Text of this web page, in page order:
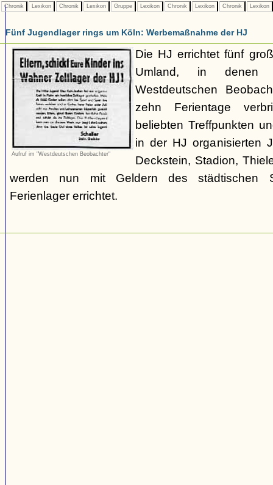
Chronik Lexikon Chronik Lexikon Gruppe Lexikon Chronik Lexikon Chronik Lexikon
Fünf Jugendlager rings um Köln: Werbemaßnahme der HJ
Aufruf im "Westdeutschen Beobachter"
Die HJ errichtet fünf
Umland, in denen
Westdeutschen
zehn Ferientage
beliebten Treffpunkten
in der HJ organisierten
Deckstein, Stadion,
werden nun mit Geldern des städtischen
Ferienlager errichtet.